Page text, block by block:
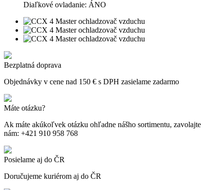
Diaľkové ovladanie: ÁNO
Bezplatná doprava
Objednávky v cene nad 150 € s DPH zasielame zadarmo
Máte otázku?
Ak máte akúkoľvek otázku ohľadne nášho sortimentu, zavolajte
nám: +421 910 958 768
Posielame aj do ČR
Doručujeme kuriérom aj do ČR